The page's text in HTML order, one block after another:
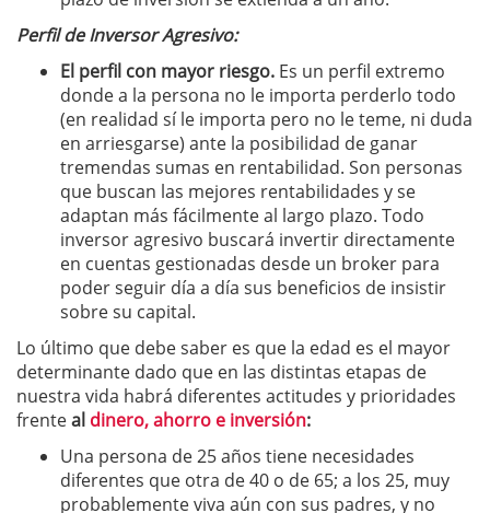
Perfil de Inversor Agresivo:
El perfil con mayor riesgo. Es un perfil extremo
donde a la persona no le importa perderlo todo
(en realidad sí le importa pero no le teme, ni duda
en arriesgarse) ante la posibilidad de ganar
tremendas sumas en rentabilidad. Son personas
que buscan las mejores rentabilidades y se
adaptan más fácilmente al largo plazo. Todo
inversor agresivo buscará invertir directamente
en cuentas gestionadas desde un broker para
poder seguir día a día sus beneficios de insistir
sobre su capital.
Lo último que debe saber es que la edad es el mayor
determinante dado que en las distintas etapas de
nuestra vida habrá diferentes actitudes y prioridades
frenteal dinero, ahorro e inversión:
Una persona de 25 años tiene necesidades
diferentes que otra de 40 o de 65; a los 25, muy
probablemente viva aún con sus padres, y no